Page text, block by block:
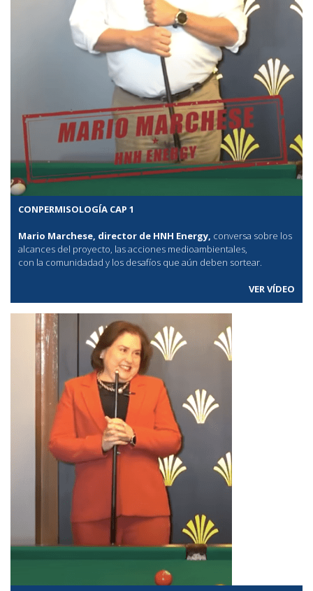
CONPERMISOLOGÍA CAP 1
Mario Marchese, director de HNH Energy, conversa sobre los
alcances del proyecto, las acciones medioambientales,
con la comunidadad y los desafíos que aún deben sortear.
VER VÍDEO